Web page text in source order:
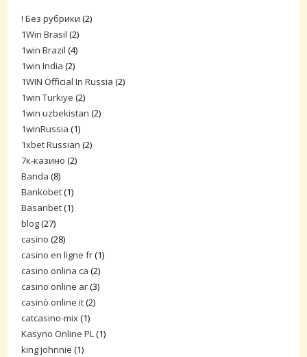
! Без рубрики (2)
1Win Brasil (2)
1win Brazil (4)
1win India (2)
1WIN Official In Russia (2)
1win Turkiye (2)
1win uzbekistan (2)
1winRussia (1)
1xbet Russian (2)
7к-казино (2)
Banda (8)
Bankobet(1)
Basaribet(1)
blog(27)
casino (28)
casino en ligne fr(1)
casino onlina ca (2)
casino online ar(3)
casinò online it(2)
catcasino-mix(1)
Kasyno Online PL(1)
king johnnie (1)